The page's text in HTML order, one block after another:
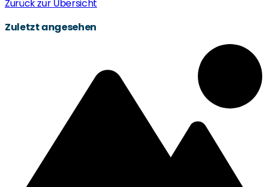
Zurück zur Übersicht
Zuletzt angesehen